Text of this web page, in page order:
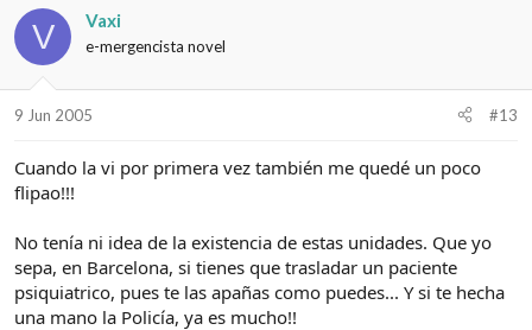
V Vaxi
e-mergencista novel
9 Jun 2005 #13
Cuando la vi por primera vez también me quedé un poco
flipao!!!
No tenía ni idea de la existencia de estas unidades. Que yo
sepa, en Barcelona, si tienes que trasladar un paciente
psiquiatrico, pues te las apañas como puedes... Y si te hecha
una mano la Policía, ya es mucho!!